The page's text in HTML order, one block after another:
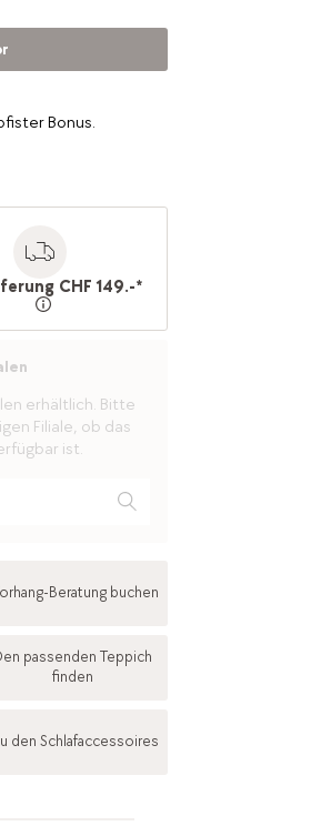
Bonus.
CHF 149.-*
erhältlich. Bitte
Filiale, ob das
ist.
Beratung buchen
passenden Teppich
finden
den Schlafaccessoires